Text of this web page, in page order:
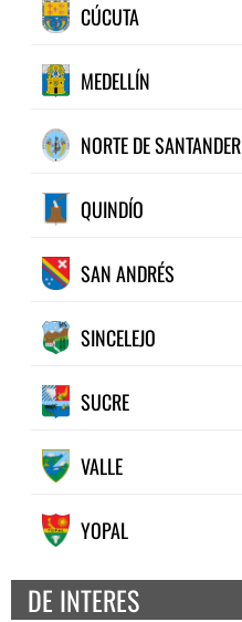
CÚCUTA
MEDELLÍN
NORTE DE SANTANDER
QUINDÍO
SAN ANDRÉS
SINCELEJO
SUCRE
VALLE
YOPAL
DE INTERES